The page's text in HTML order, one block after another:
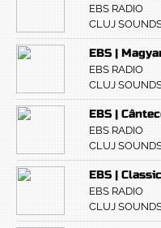
EBS RADIO
CLUJ
EBS |
EBS RADIO
CLUJ
EBS |
EBS RADIO
CLUJ
EBS |
EBS RADIO
CLUJ